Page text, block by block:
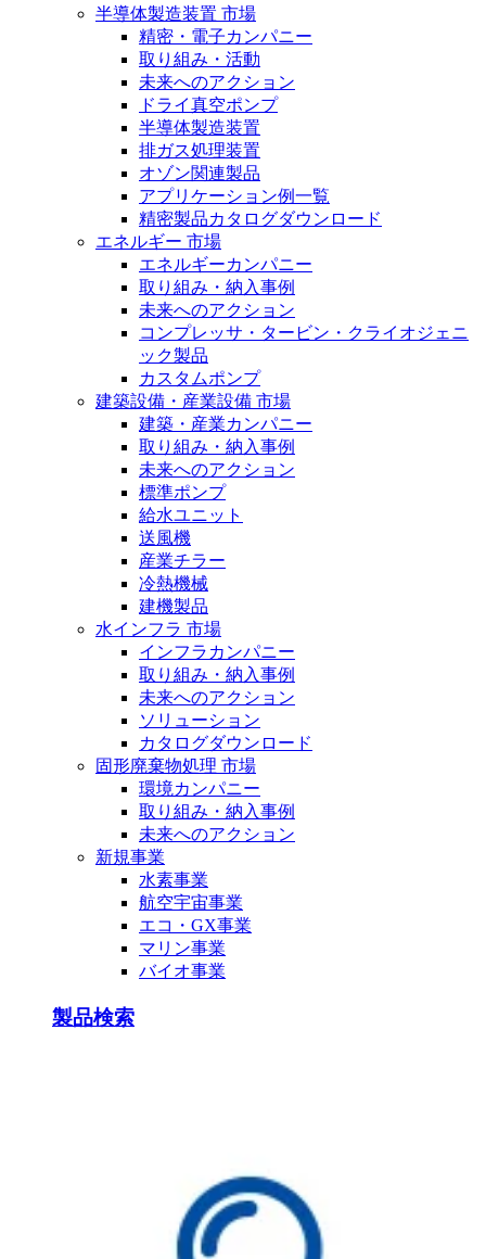
半導体製造装置 市場
精密・電子カンパニー
取り組み・活動
未来へのアクション
ドライ真空ポンプ
半導体製造装置
排ガス処理装置
オゾン関連製品
アプリケーション例一覧
精密製品カタログダウンロード
エネルギー 市場
エネルギーカンパニー
取り組み・納入事例
未来へのアクション
コンプレッサ・タービン・クライオジェニ
ック製品
カスタムポンプ
建築設備・産業設備 市場
建築・産業カンパニー
取り組み・納入事例
未来へのアクション
標準ポンプ
給水ユニット
送風機
産業チラー
冷熱機械
建機製品
水インフラ 市場
インフラカンパニー
取り組み・納入事例
未来へのアクション
ソリューション
カタログダウンロード
固形廃棄物処理 市場
環境カンパニー
取り組み・納入事例
未来へのアクション
新規事業
水素事業
航空宇宙事業
エコ・GX事業
マリン事業
バイオ事業
製品検索